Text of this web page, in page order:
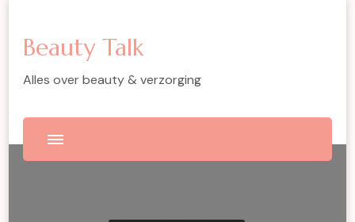
Beauty Talk
Alles over beauty & verzorging